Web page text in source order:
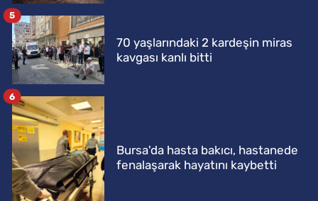
70 yaşlarındaki 2 kardeşin miras
kavgası kanlı bitti
5
Bursa'da hasta bakıcı, hastanede
fenalaşarak hayatını kaybetti
6